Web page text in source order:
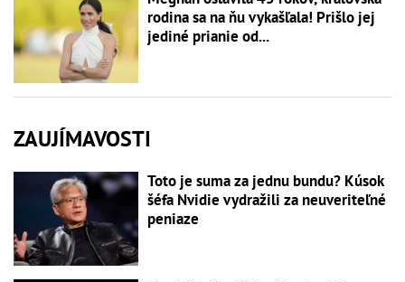
rodina sa na ňu vykašľala! Prišlo jej
jediné prianie od...
ZAUJÍMAVOSTI
Toto je suma za jednu bundu? Kúsok
šéfa Nvidie vydražili za neuveriteľné
peniaze